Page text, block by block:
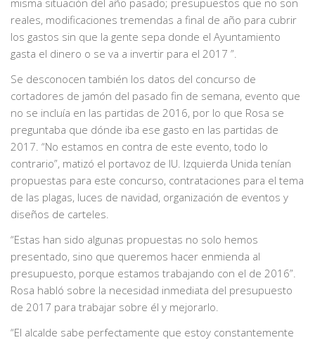
reales, modificaciones tremendas a final de año para cubrir
los gastos sin que la gente sepa donde el Ayuntamiento
gasta el dinero o se va a invertir para el 2017 ”.
Se desconocen también los datos del concurso de
cortadores de jamón del pasado fin de semana, evento que
no se incluía en las partidas de 2016, por lo que Rosa se
preguntaba que dónde iba ese gasto en las partidas de
2017. “No estamos en contra de este evento, todo lo
contrario”, matizó el portavoz de IU. Izquierda Unida tenían
propuestas para este concurso, contrataciones para el tema
de las plagas, luces de navidad, organización de eventos y
diseños de carteles.
“Estas han sido algunas propuestas no solo hemos
presentado, sino que queremos hacer enmienda al
presupuesto, porque estamos trabajando con el de 2016”.
Rosa habló sobre la necesidad inmediata del presupuesto
de 2017 para trabajar sobre él y mejorarlo.
“El alcalde sabe perfectamente que estoy constantemente